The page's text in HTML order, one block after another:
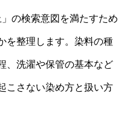
の検索意図を満たすため
を整理します。染料の種
、洗濯や保管の基本など
こさない染め方と扱い方